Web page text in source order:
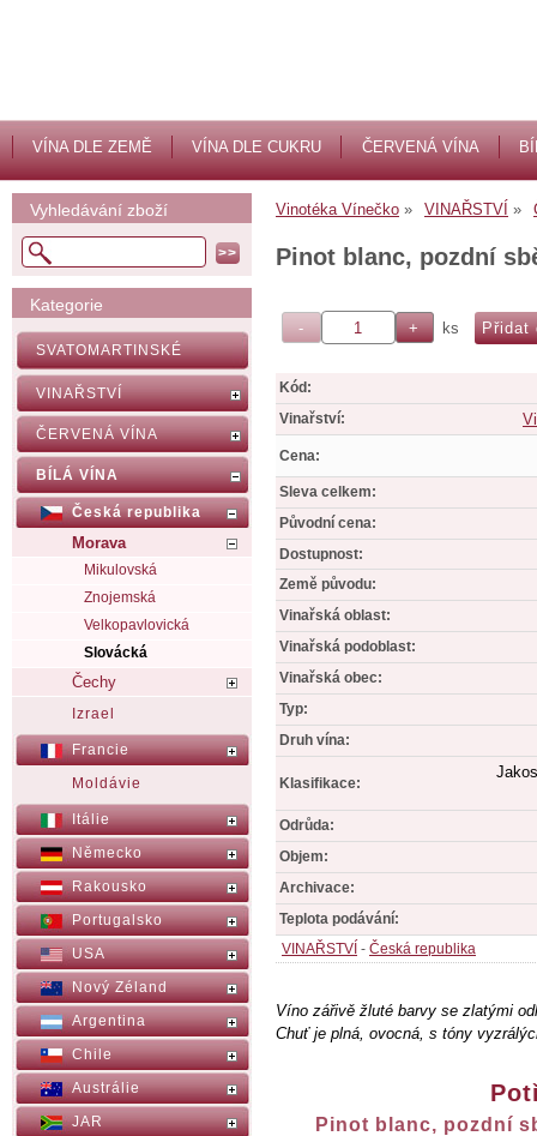
VÍNA DLE ZEMĚ VÍNA DLE CUKRU ČERVENÁ VÍNA
Vinotéka Vínečko VINAŘSTVÍ
Pinot blanc, pozdní
ks
Kód:
Vinařství:
Cena:
Sleva celkem:
Původní cena:
Dostupnost:
Země původu:
Vinařská oblast:
Vinařská podoblast:
Vinařská obec:
Typ:
Druh vína:
Klasifikace:
Odrůda:
Objem:
Archivace:
Teplota podávání:
VINAŘSTVÍ - Česká republika
Víno zářivě žluté barvy se zlatými
Chuť je plná, ovocná, s tóny
Pinot blanc, pozdní
Vyhledávání zboží
Kategorie
SVATOMARTINSKÉ
VINAŘSTVÍ
ČERVENÁ VÍNA
BÍLÁ VÍNA
Česká republika
Morava
Mikulovská
Znojemská
Velkopavlovická
Slovácká
Čechy
Izrael
Francie
Moldávie
Itálie
Německo
Rakousko
Portugalsko
USA
Nový Zéland
Argentina
Chile
Austrálie
JAR